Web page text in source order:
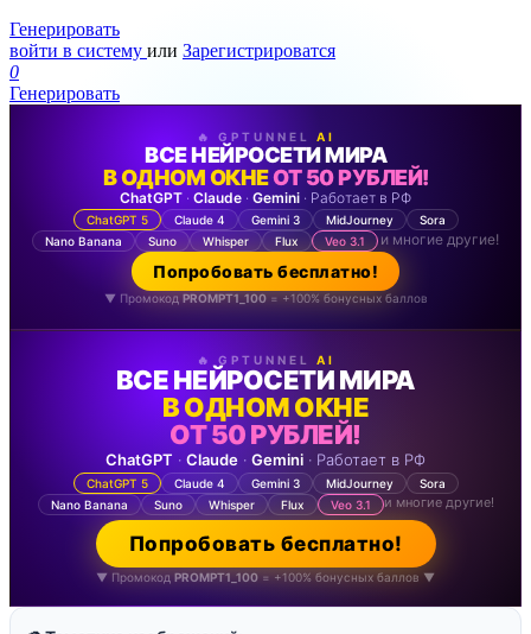
Генерировать
войти в систему или Зарегистрироватся
0
Генерировать
🔥 GPTUNNEL AI
ВСЕ НЕЙРОСЕТИ МИРА
В ОДНОМ ОКНЕОТ 50 РУБЛЕЙ!
ChatGPT · Claude · Gemini · Работает в РФ
ChatGPT 5 Claude 4 Gemini 3 MidJourney
Sora
Nano Banana
Suno Whisper Flux Veo 3.1 и многие другие!
Попробовать бесплатно!
▼ Промокод PROMPT1_100= +100% бонусных баллов
🔥 GPTUNNEL AI
ВСЕ НЕЙРОСЕТИ МИРА
В ОДНОМ ОКНЕ
ОТ 50 РУБЛЕЙ!
ChatGPT · Claude · Gemini · Работает в РФ
ChatGPT 5 Claude 4 Gemini 3 MidJourney
Sora
Nano Banana
Suno Whisper Flux Veo 3.1 и многие другие!
Попробовать бесплатно!
▼ Промокод PROMPT1_100 = +100% бонусных баллов ▼